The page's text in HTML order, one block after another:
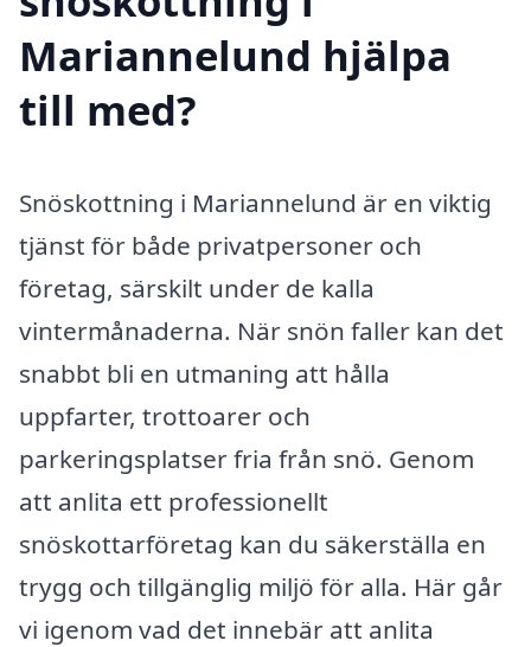
Mariannelund hjälpa
till med?
Snöskottning i Mariannelund är en viktig
tjänst för både privatpersoner och
företag, särskilt under de kalla
vintermånaderna. När snön faller kan det
snabbt bli en utmaning att hålla
uppfarter, trottoarer och
parkeringsplatser fria från snö. Genom
att anlita ett professionellt
snöskottarföretag kan du säkerställa en
trygg och tillgänglig miljö för alla. Här går
vi igenom vad det innebär att anlita